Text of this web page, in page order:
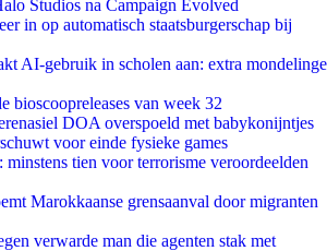
Studios na Campaign Evolved
in op automatisch staatsburgerschap bij
AI-gebruik in scholen aan: extra mondelinge
bioscoopreleases van week 32
DOA overspoeld met babykonijntjes
voor einde fysieke games
minstens tien voor terrorisme veroordeelden
Marokkaanse grensaanval door migranten
verwarde man die agenten stak met